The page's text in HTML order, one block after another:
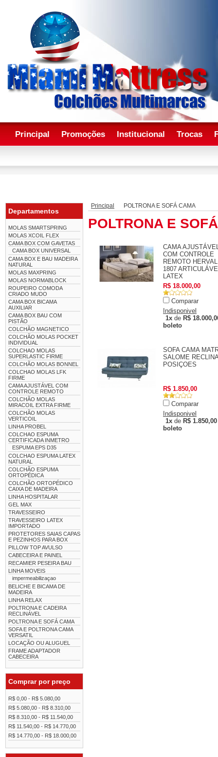
Principal Promoções Institucional Trocas
Departamentos
MOLAS SMARTSPRING
MOLAS XCOIL FLEX
CAMA BOX COM GAVETAS
CAMA BOX UNIVERSAL
CAMA BOX E BAU MADEIRA
NATURAL
MOLAS MAXPRING
MOLAS NORMABLOCK
ROUPEIRO COMODA
CRIADO MUDO
CAMA BOX BICAMA
AUXILIAR
CAMA BOX BAU COM
PISTÃO
COLCHÃO MAGNETICO
COLCHÃO MOLAS POCKET
INDIVIDUAL
COLCHAO MOLAS
SUPERLASTIC FIRME
COLCHÃO MOLAS BONNEL
COLCHAO MOLAS LFK
FIRME
CAMA AJUSTÁVEL COM
CONTROLE REMOTO
COLCHÃO MOLAS
MIRACOIL EXTRA FIRME
COLCHÃO MOLAS
VERTICOIL
LINHA PROBEL
COLCHAO ESPUMA
CERTIFICADA INMETRO
ESPUMA EPS D35
COLCHAO ESPUMA LATEX
NATURAL
COLCHÃO ESPUMA
ORTOPÉDICA
COLCHÃO ORTOPÉDICO
CAIXA DE MADEIRA
LINHA HOSPITALAR
GEL MAX
TRAVESSEIRO
TRAVESSEIRO LATEX
IMPORTADO
PROTETORES SAIAS CAPAS
E PEZINHOS PARA BOX
PILLOW TOP AVULSO
CABECEIRA E PAINEL
RECAMIER PESEIRA BAU
LINHA MOVEIS
impermeabilizaçao
BELICHE E BICAMA DE
MADEIRA
LINHA RELAX
POLTRONA E CADEIRA
RECLINÁVEL
POLTRONA E SOFÁ CAMA
SOFA E POLTRONA CAMA
VERSATIL
LOCAÇÃO OU ALUGUEL
FRAME ADAPTADOR
CABECEIRA
Comprar por preço
R$ 0,00 - R$ 5.080,00
R$ 5.080,00 - R$ 8.310,00
R$ 8.310,00 - R$ 11.540,00
R$ 11.540,00 - R$ 14.770,00
R$ 14.770,00 - R$ 18.000,00
Principal POLTRONA E SOFÁ CAMA
POLTRONA E
CAMA
COM CONTROLE
REMOTO
1807
LATEX
R$ 18.000,00
Comparar
Indisponivel
1x de R$
boleto
SOFA CAMA
SALOME
POSIÇOES
R$ 1.850,00
Comparar
Indisponivel
1x de R$ 1.850,00
boleto